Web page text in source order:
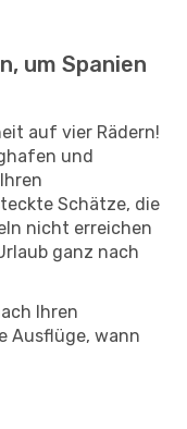
um Spanien
auf vier Rädern!
und
Schätze, die
nicht erreichen
ganz nach
Ihren
Ausflüge, wann